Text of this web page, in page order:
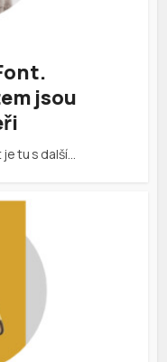
jsou
tu s další…